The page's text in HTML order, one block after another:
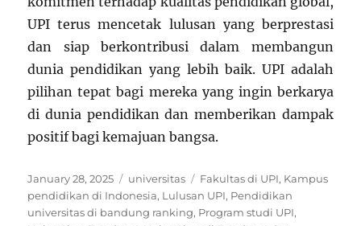
UPI terus mencetak lulusan yang berprestasi
dan siap berkontribusi dalam membangun
dunia pendidikan yang lebih baik. UPI adalah
pilihan tepat bagi mereka yang ingin berkarya
di dunia pendidikan dan memberikan dampak
positif bagi kemajuan bangsa.
Posted
on
January 28, 2025 Categories
universitas Tags
Fakultas di UPI, Kampus
pendidikan di Indonesia, Lulusan UPI, Pendidikan
universitas di bandung ranking, Program studi UPI,